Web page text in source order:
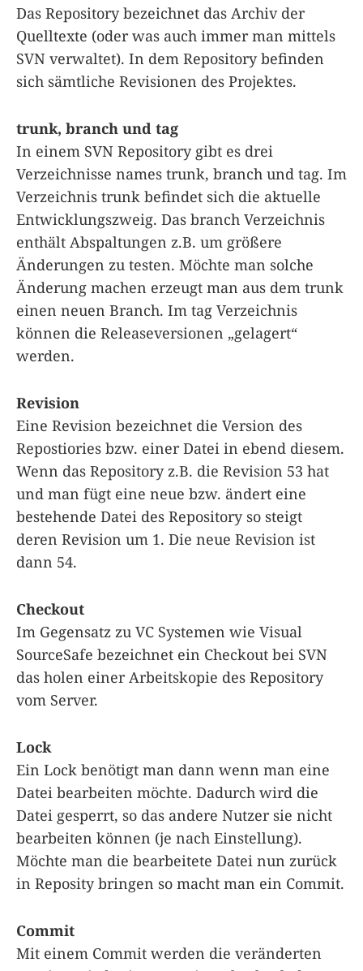
Das Repository bezeichnet das Archiv der
Quelltexte (oder was auch immer man mittels
SVN verwaltet). In dem Repository befinden
sich sämtliche Revisionen des Projektes.
trunk, branch und tag
In einem SVN Repository gibt es drei
Verzeichnisse names trunk, branch und tag. Im
Verzeichnis trunk befindet sich die aktuelle
Entwicklungszweig. Das branch Verzeichnis
enthält Abspaltungen z.B. um größere
Änderungen zu testen. Möchte man solche
Änderung machen erzeugt man aus dem trunk
einen neuen Branch. Im tag Verzeichnis
können die Releaseversionen „gelagert“
werden.
Revision
Eine Revision bezeichnet die Version des
Repostiories bzw. einer Datei in ebend diesem.
Wenn das Repository z.B. die Revision 53 hat
und man fügt eine neue bzw. ändert eine
bestehende Datei des Repository so steigt
deren Revision um 1. Die neue Revision ist
dann 54.
Checkout
Im Gegensatz zu VC Systemen wie Visual
SourceSafe bezeichnet ein Checkout bei SVN
das holen einer Arbeitskopie des Repository
vom Server.
Lock
Ein Lock benötigt man dann wenn man eine
Datei bearbeiten möchte. Dadurch wird die
Datei gesperrt, so das andere Nutzer sie nicht
bearbeiten können (je nach Einstellung).
Möchte man die bearbeitete Datei nun zurück
in Reposity bringen so macht man ein Commit.
Commit
Mit einem Commit werden die veränderten